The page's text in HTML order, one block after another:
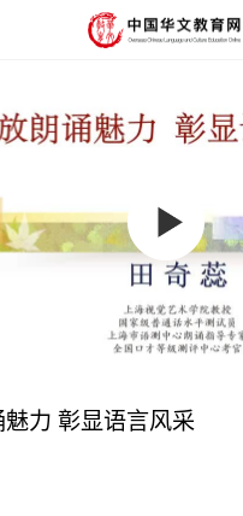
力 彰显语言风采